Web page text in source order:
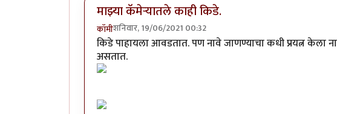
माझ्या कॅमेऱ्यातले काही किडे.
कॉमीशनिवार, 19/06/2021 00:32
किडे पाहायला आवडतात. पण नावे जाणण्याचा कधी प्रयत्न केला
असतात.